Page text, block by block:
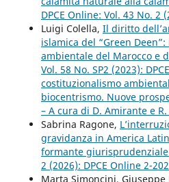
DPCE Online: Vol. 43 No. 2
Luigi Colella, Il diritto
islamica del “Green
ambientale del Marocco e
Vol. 58 No. SP2 (2023):
costituzionalismo
biocentrismo. Nuove
– A cura di D. Amirante e R.
Sabrina Ragone,
gravidanza in America
formante giurisprudenziale
2 (2026): DPCE Online 2-
Marta Simoncini,